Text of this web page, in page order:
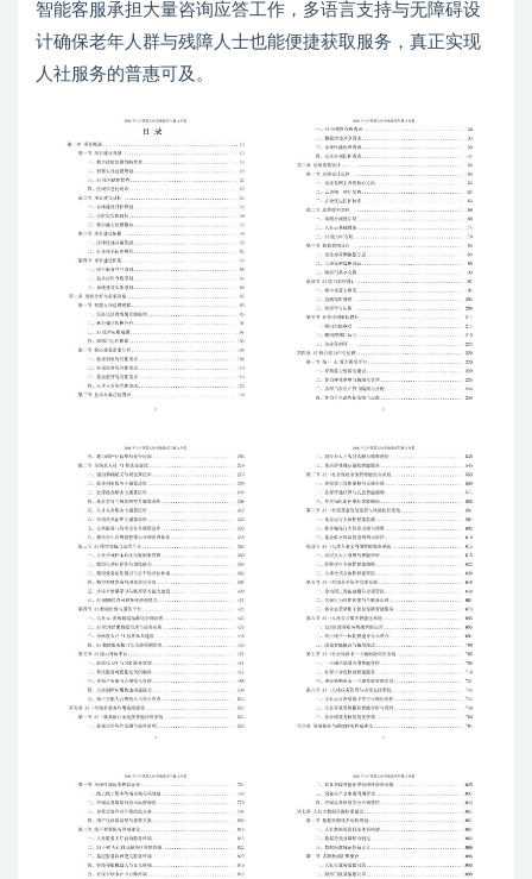
智能客服承担大量咨询应答工作，多语言支持与无障碍设
计确保老年人群与残障人士也能便捷获取服务，真正实现
人社服务的普惠可及。